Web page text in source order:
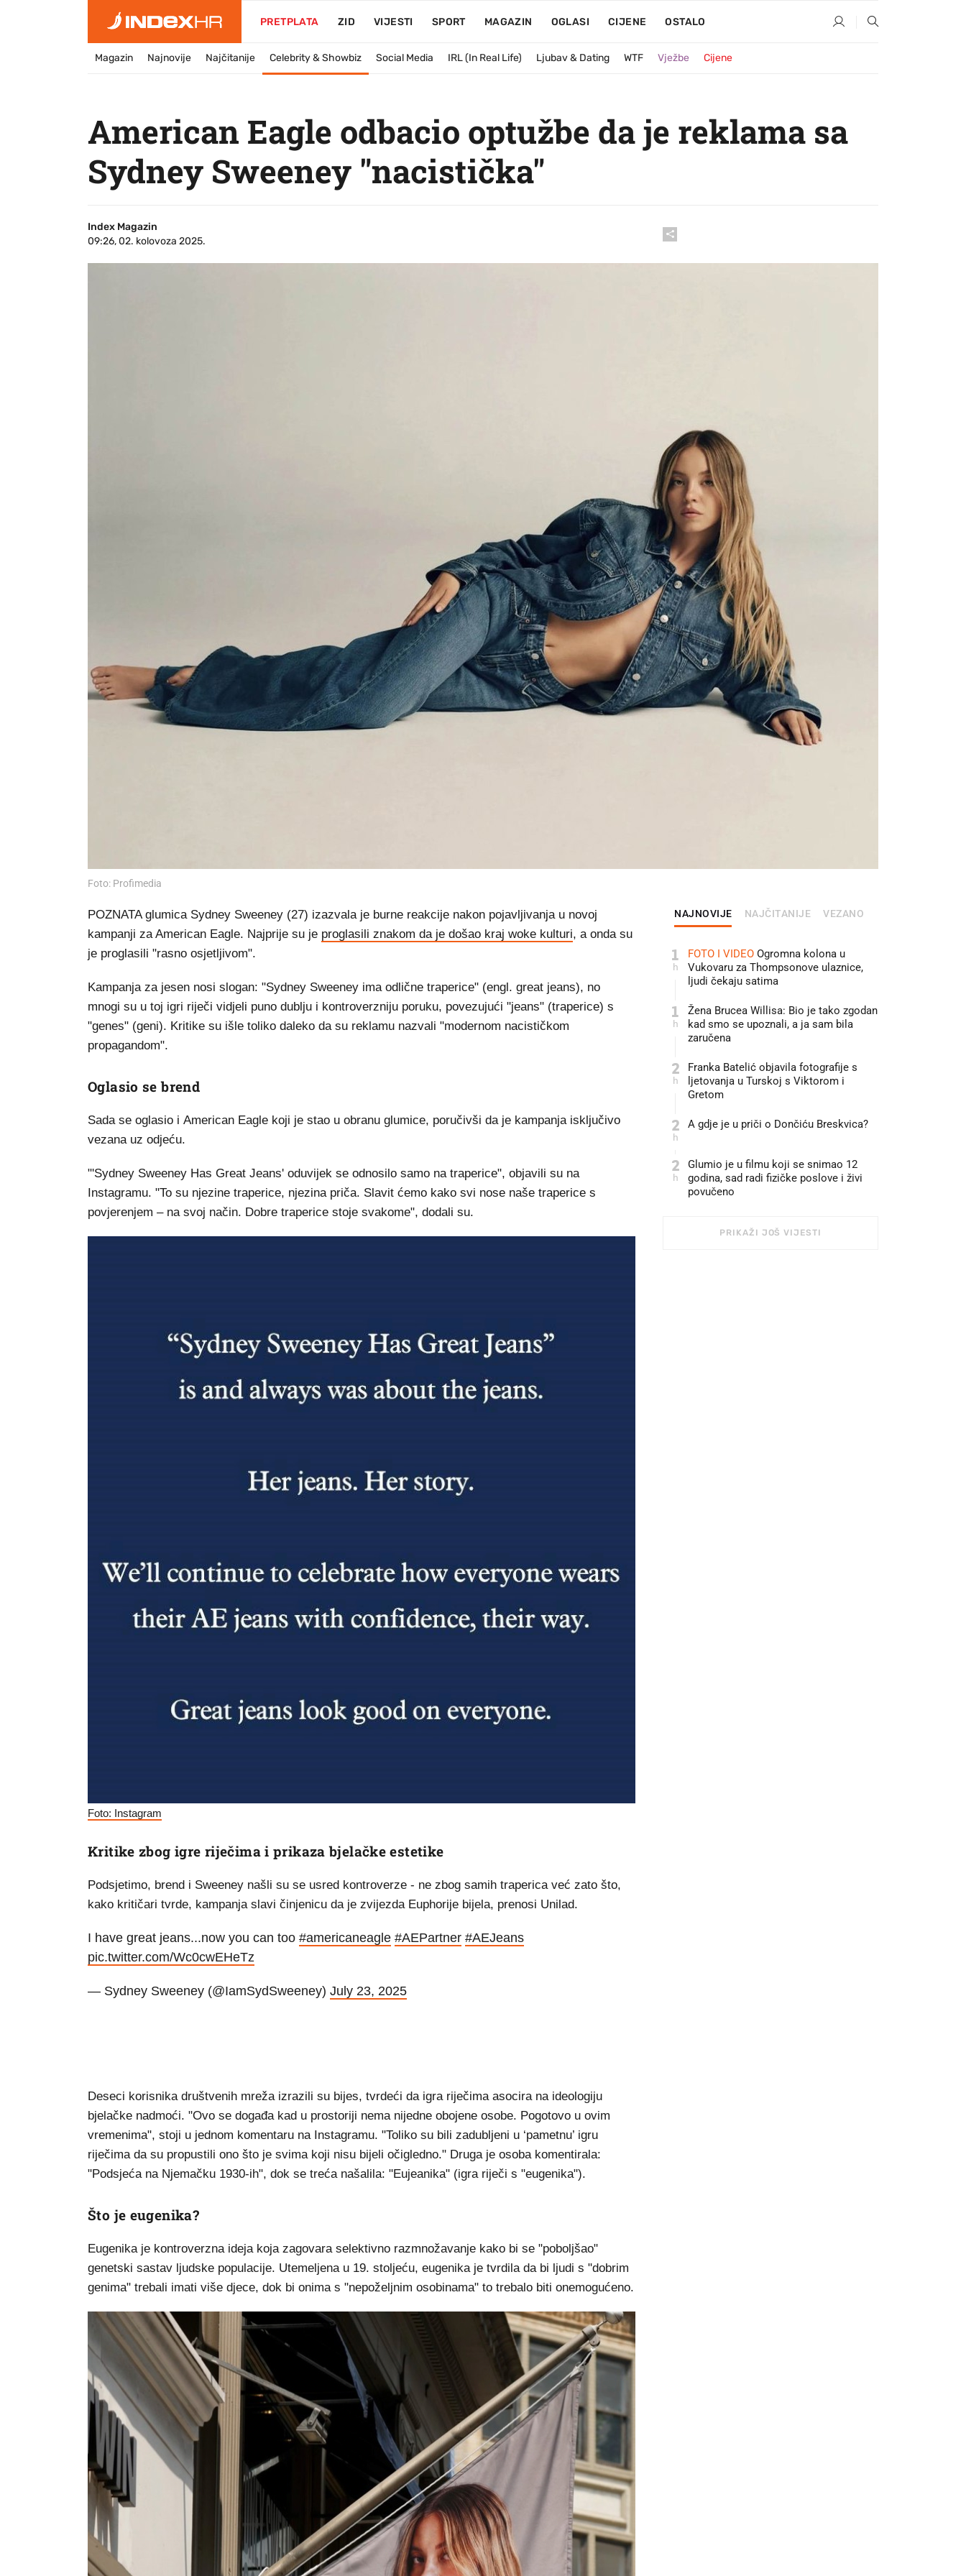
PRETPLATA ZID VIJESTI SPORT MAGAZIN OGLASI CIJENE OSTALO
Magazin Najnovije Najčitanije Celebrity & Showbiz Social Media IRL (In Real Life) Ljubav & Dating WTF Vježbe Cijene
American Eagle odbacio optužbe da je reklama sa
Sydney Sweeney "nacistička"
Index Magazin
09:26, 02. kolovoza 2025.
Foto: Profimedia
POZNATA glumica Sydney Sweeney (27) izazvala je burne reakcije nakon pojavljivanja u novoj
kampanji za American Eagle. Najprije su je proglasili znakom da je došao kraj woke kulturi, a onda su
je proglasili "rasno osjetljivom".
Kampanja za jesen nosi slogan: "Sydney Sweeney ima odlične traperice" (engl. great jeans), no
mnogi su u toj igri riječi vidjeli puno dublju i kontroverzniju poruku, povezujući "jeans" (traperice) s
"genes" (geni). Kritike su išle toliko daleko da su reklamu nazvali "modernom nacističkom
propagandom".
Oglasio se brend
Sada se oglasio i American Eagle koji je stao u obranu glumice, poručivši da je kampanja isključivo
vezana uz odjeću.
"'Sydney Sweeney Has Great Jeans' oduvijek se odnosilo samo na traperice", objavili su na
Instagramu. "To su njezine traperice, njezina priča. Slavit ćemo kako svi nose naše traperice s
povjerenjem – na svoj način. Dobre traperice stoje svakome", dodali su.
Foto: Instagram
Kritike zbog igre riječima i prikaza bjelačke estetike
Podsjetimo, brend i Sweeney našli su se usred kontroverze - ne zbog samih traperica već zato što,
kako kritičari tvrde, kampanja slavi činjenicu da je zvijezda Euphorije bijela, prenosi Unilad.
I have great jeans...now you can too #americaneagle #AEPartner #AEJeans
pic.twitter.com/Wc0cwEHeTz
— Sydney Sweeney (@IamSydSweeney) July 23, 2025
Deseci korisnika društvenih mreža izrazili su bijes, tvrdeći da igra riječima asocira na ideologiju
bjelačke nadmoći. "Ovo se događa kad u prostoriji nema nijedne obojene osobe. Pogotovo u ovim
vremenima", stoji u jednom komentaru na Instagramu. "Toliko su bili zadubljeni u ‘pametnu’ igru
riječima da su propustili ono što je svima koji nisu bijeli očigledno." Druga je osoba komentirala:
"Podsjeća na Njemačku 1930-ih", dok se treća našalila: "Eujeanika" (igra riječi s "eugenika").
Što je eugenika?
Eugenika je kontroverzna ideja koja zagovara selektivno razmnožavanje kako bi se "poboljšao"
genetski sastav ljudske populacije. Utemeljena u 19. stoljeću, eugenika je tvrdila da bi ljudi s "dobrim
genima" trebali imati više djece, dok bi onima s "nepoželjnim osobinama" to trebalo biti onemogućeno.
NAJNOVIJE NAJČITANIJE VEZANO
1
h
FOTO I VIDEO Ogromna kolona u
Vukovaru za Thompsonove ulaznice,
ljudi čekaju satima
1
h
Žena Brucea Willisa: Bio je tako zgodan
kad smo se upoznali, a ja sam bila
zaručena
2
h
Franka Batelić objavila fotografije s
ljetovanja u Turskoj s Viktorom i
Gretom
2
h
A gdje je u priči o Dončiću Breskvica?
2
h
Glumio je u filmu koji se snimao 12
godina, sad radi fizičke poslove i živi
povučeno
PRIKAŽI JOŠ VIJESTI